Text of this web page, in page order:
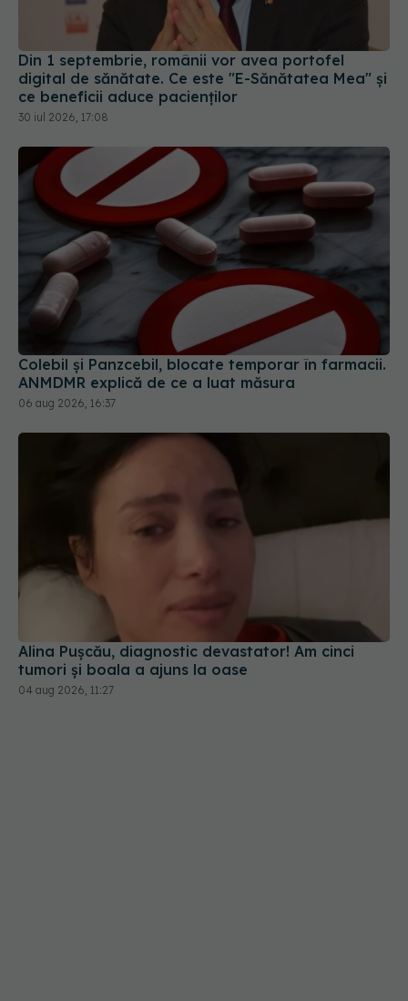
Din 1 septembrie, românii vor avea portofel
digital de sănătate. Ce este "E-Sănătatea Mea" și
ce beneficii aduce pacienților
30 iul 2026, 17:08
Colebil și Panzcebil, blocate temporar în farmacii.
ANMDMR explică de ce a luat măsura
06 aug 2026, 16:37
Alina Pușcău, diagnostic devastator! Am cinci
tumori și boala a ajuns la oase
04 aug 2026, 11:27